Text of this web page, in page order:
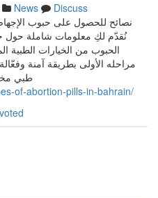
News
Discuss
نُقدّم لكِ معلومات شاملة حول
الحبوب من الخيارات الطبية
مراحله الأولى بطريقة آمنة
طبي
of-abortion-pills-in-bahrain/